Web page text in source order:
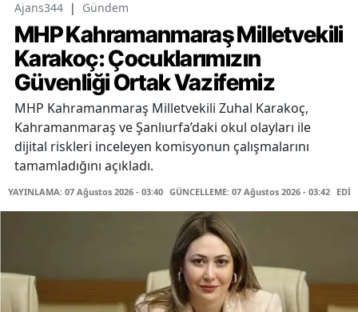
Ajans344 | Gündem
MHP Kahramanmaraş Milletvekili
Karakoç: Çocuklarımızın
Güvenliği Ortak Vazifemiz
MHP Kahramanmaraş Milletvekili Zuhal Karakoç,
Kahramanmaraş ve Şanlıurfa’daki okul olayları ile
dijital riskleri inceleyen komisyonun çalışmalarını
tamamladığını açıkladı.
YAYINLAMA: 07 Ağustos 2026 - 03:40 GÜNCELLEME: 07 Ağustos 2026 - 03:42